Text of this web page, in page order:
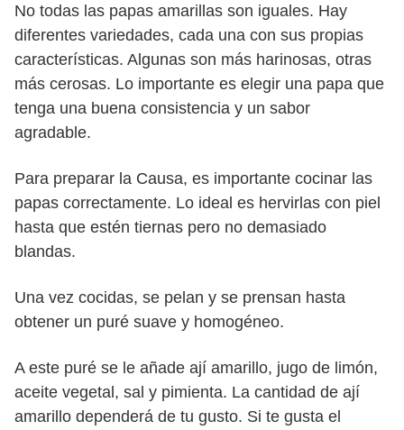
No todas las papas amarillas son iguales. Hay
diferentes variedades, cada una con sus propias
características. Algunas son más harinosas, otras
más cerosas. Lo importante es elegir una papa que
tenga una buena consistencia y un sabor
agradable.
Para preparar la Causa, es importante cocinar las
papas correctamente. Lo ideal es hervirlas con piel
hasta que estén tiernas pero no demasiado
blandas.
Una vez cocidas, se pelan y se prensan hasta
obtener un puré suave y homogéneo.
A este puré se le añade ají amarillo, jugo de limón,
aceite vegetal, sal y pimienta. La cantidad de ají
amarillo dependerá de tu gusto. Si te gusta el